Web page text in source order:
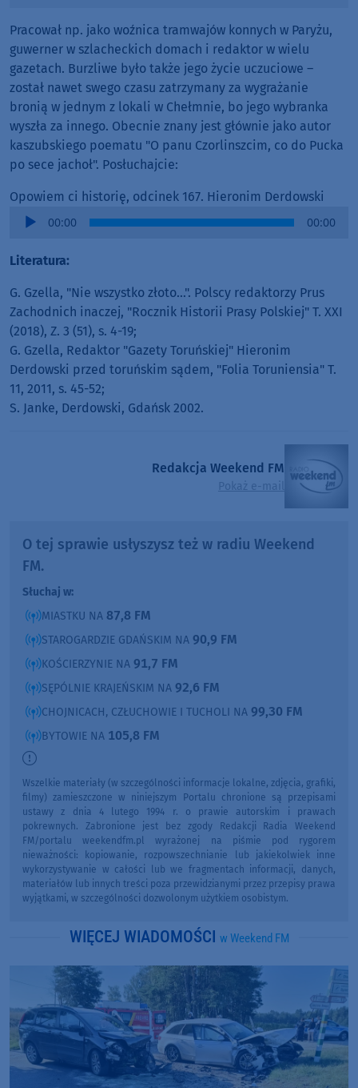
Pracował np. jako woźnica tramwajów konnych w Paryżu,
guwerner w szlacheckich domach i redaktor w wielu
gazetach. Burzliwe było także jego życie uczuciowe –
został nawet swego czasu zatrzymany za wygrażanie
bronią w jednym z lokali w Chełmnie, bo jego wybranka
wyszła za innego. Obecnie znany jest głównie jako autor
kaszubskiego poematu "O panu Czorlinszcim, co do Pucka
po sece jachoł". Posłuchajcie:
Opowiem ci historię, odcinek 167. Hieronim Derdowski
Audio
00:00 00:00
Literatura:
G. Gzella, "Nie wszystko złoto…". Polscy redaktorzy Prus
Zachodnich inaczej, "Rocznik Historii Prasy Polskiej" T. XXI
(2018), Z. 3 (51), s. 4-19;
G. Gzella, Redaktor "Gazety Toruńskiej" Hieronim
Derdowski przed toruńskim sądem, "Folia Toruniensia" T.
11, 2011, s. 45-52;
S. Janke, Derdowski, Gdańsk 2002.
Redakcja Weekend FM
Pokaż e-mail
O tej sprawie usłyszysz też w radiu Weekend
FM.
Słuchaj w:
MIASTKU NA 87,8 FM
STAROGARDZIE GDAŃSKIM NA 90,9 FM
KOŚCIERZYNIE NA 91,7 FM
SĘPÓLNIE KRAJEŃSKIM NA 92,6 FM
CHOJNICACH, CZŁUCHOWIE I TUCHOLI NA 99,30 FM
BYTOWIE NA 105,8 FM
Wszelkie materiały (w szczególności informacje lokalne, zdjęcia, grafiki,
filmy) zamieszczone w niniejszym Portalu chronione są przepisami
ustawy z dnia 4 lutego 1994 r. o prawie autorskim i prawach
pokrewnych. Zabronione jest bez zgody Redakcji Radia Weekend
FM/portalu weekendfm.pl wyrażonej na piśmie pod rygorem
nieważności: kopiowanie, rozpowszechnianie lub jakiekolwiek inne
wykorzystywanie w całości lub we fragmentach informacji, danych,
materiałów lub innych treści poza przewidzianymi przez przepisy prawa
wyjątkami, w szczególności dozwolonym użytkiem osobistym.
WIĘCEJ WIADOMOŚCI w Weekend FM